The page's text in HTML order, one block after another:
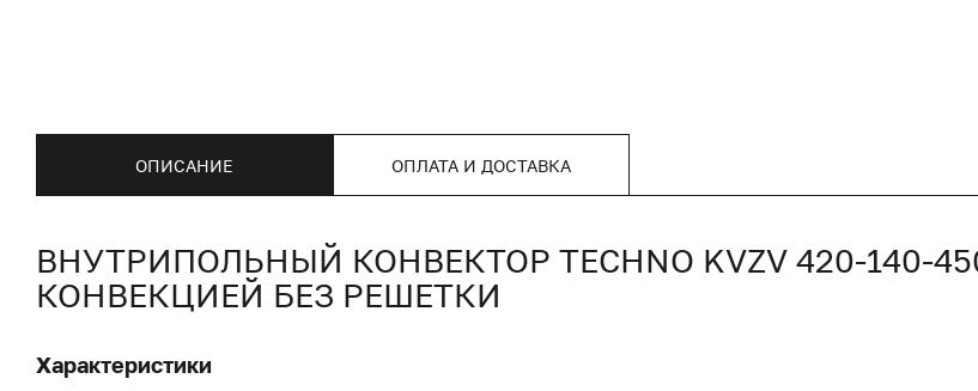
ОПИСАНИЕ ОПЛАТА И ДОСТАВКА
ВНУТРИПОЛЬНЫЙ КОНВЕКТОР TECHNO KVZV 420-140-
КОНВЕКЦИЕЙ БЕЗ РЕШЕТКИ
Характеристики